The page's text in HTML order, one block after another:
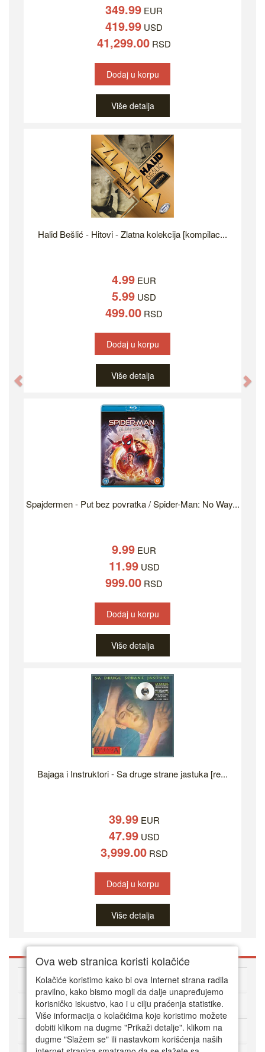
349.99 EUR
419.99 USD
41,299.00 RSD
Dodaj u korpu
Više detalja
Halid Bešlić - Hitovi - Zlatna kolekcija [kompilac...
4.99 EUR
5.99 USD
499.00 RSD
Dodaj u korpu
Više detalja
Spajdermen - Put bez povratka / Spider-Man: No Way...
9.99 EUR
11.99USD
999.00 RSD
Dodaj u korpu
Više detalja
Bajaga i Instruktori - Sa druge strane jastuka [re...
39.99EUR
47.99USD
3,999.00RSD
Dodaj u korpu
Više detalja
O DVD Zoni
Kako kupovati online
Korisnički servis
Ova web stranica koristi kolačiće
Kolačiće koristimo kako bi ova Internet strana radila
pravilno, kako bismo mogli da dalje unapređujemo
korisničko iskustvo, kao i u cilju praćenja statistike.
Više informacija o kolačićima koje koristimo možete
dobiti klikom na dugme "Prikaži detalje". klikom na
dugme "Slažem se" ili nastavkom korišćenja naših